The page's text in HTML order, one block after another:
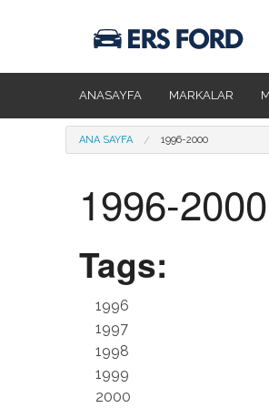
ANASAYFA MARKALAR
Buradasınız
ANA SAYFA 1996-2000
1996-2000
Tags:
1996
1997
1998
1999
2000